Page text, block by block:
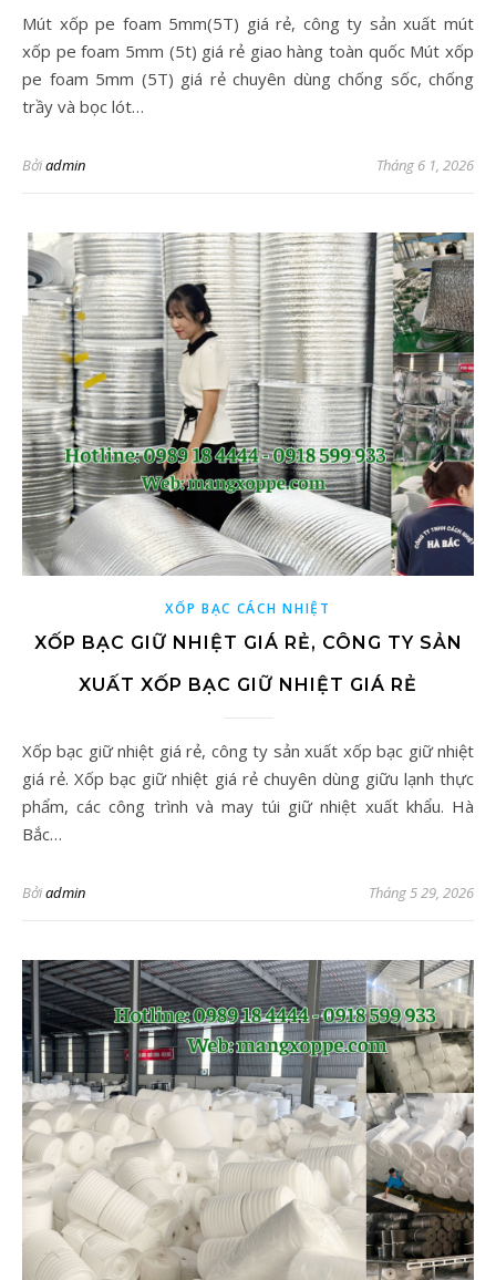
Mút xốp pe foam 5mm(5T) giá rẻ, công ty sản xuất mút
xốp pe foam 5mm (5t) giá rẻ giao hàng toàn quốc Mút xốp
pe foam 5mm (5T) giá rẻ chuyên dùng chống sốc, chống
trầy và bọc lót…
Bởiadmin Tháng 6 1, 2026
XỐP BẠC CÁCH NHIỆT
XỐP BẠC GIỮ NHIỆT GIÁ RẺ, CÔNG TY SẢN
XUẤT XỐP BẠC GIỮ NHIỆT GIÁ RẺ
Xốp bạc giữ nhiệt giá rẻ, công ty sản xuất xốp bạc giữ nhiệt
giá rẻ. Xốp bạc giữ nhiệt giá rẻ chuyên dùng giữu lạnh thực
phẩm, các công trình và may túi giữ nhiệt xuất khẩu. Hà
Bắc…
Bởiadmin Tháng 5 29, 2026